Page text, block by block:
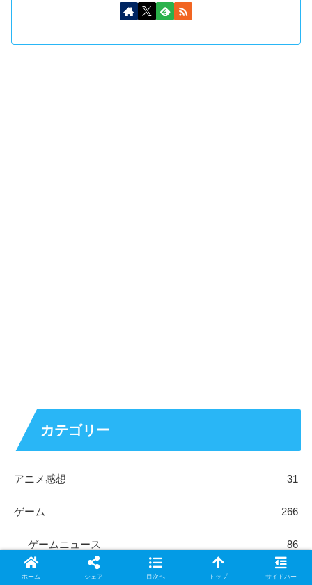
カテゴリー
アニメ感想 31
ゲーム 266
ゲームニュース 86
ゲーム感想・レビュー 102
ホーム シェア 目次へ トップ サイドバー